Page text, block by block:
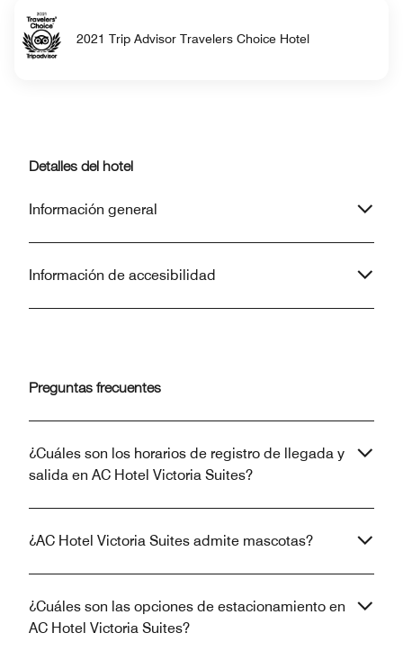
2021 Trip Advisor Travelers Choice Hotel
Detalles del hotel
Información general
Información de accesibilidad
Preguntas frecuentes
¿Cuáles son los horarios de registro de llegada y
salida en AC Hotel Victoria Suites?
¿AC Hotel Victoria Suites admite mascotas?
¿Cuáles son las opciones de estacionamiento en
AC Hotel Victoria Suites?